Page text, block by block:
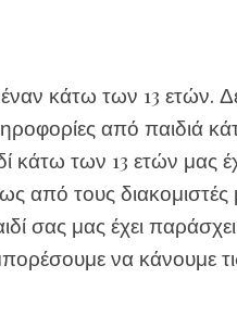
κάτω των 13 ετών.
από παιδιά
των 13 ετών μας
από τους διακομιστές
σας μας έχει
να κάνουμε